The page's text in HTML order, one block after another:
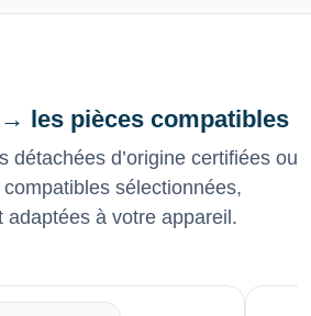
les pièces compatibles
détachées d’origine certifiées ou
sélectionnées,
adaptées à votre appareil.